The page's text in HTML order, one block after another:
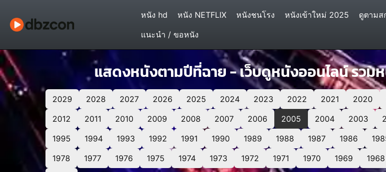
หนัง hd หนัง NETFLIX หนังชนโรง หนังเข้าใหม่ 2025 ดูตามส
แนะนำ / ขอหนัง
แสดงหนังตามปีที่ฉาย - เว็บดูหนังออนไลน์ รวม
2029 2028 2027 2026 2025 2024 2023 2022 2021 2020
2012
2011 2010 2009 2008 2007 2006 2005 2004 2003
1995
1994 1993 1992 1991 1990 1989 1988 1987 1986
1978
1977 1976 1975 1974 1973 1972 1971 1970 1969 1968